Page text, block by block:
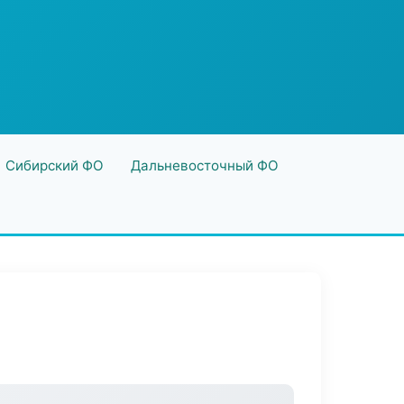
Сибирский ФО Дальневосточный ФО